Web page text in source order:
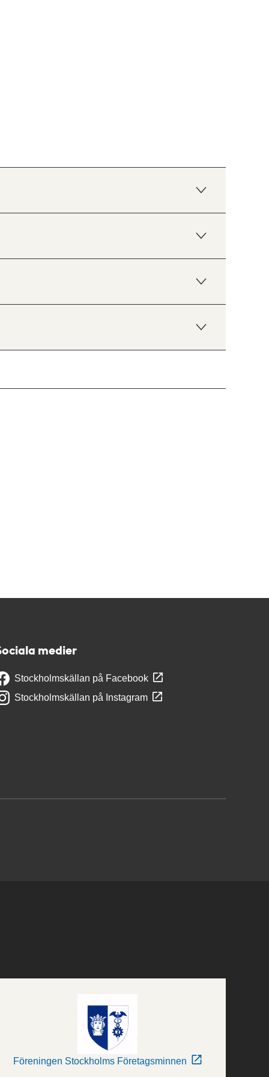
medier
Stockholmskällan på Facebook
Stockholmskällan på Instagram
Föreningen Stockholms Företagsminnen